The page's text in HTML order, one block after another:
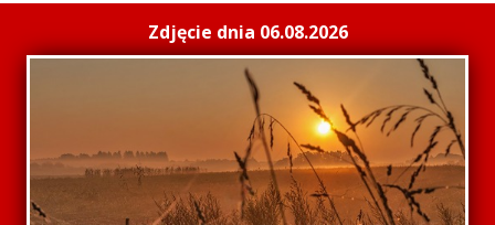
Zdjęcie dnia 06.08.2026